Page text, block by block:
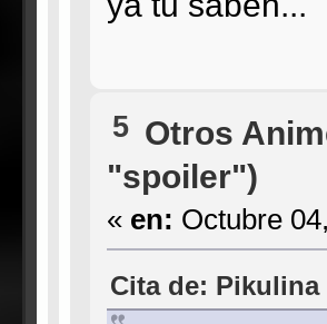
5 Otros
"spoiler")
« en: Octubre
Cita de: Pikulina